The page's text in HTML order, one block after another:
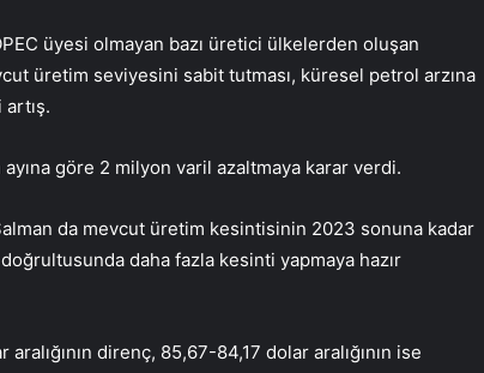
üyesi olmayan bazı üretici ülkelerden oluşan
üretim seviyesini sabit tutması, küresel petrol arzına
göre 2 milyon varil azaltmaya karar verdi.
da mevcut üretim kesintisinin 2023 sonuna kadar
daha fazla kesinti yapmaya hazır
direnç, 85,67-84,17 dolar aralığının ise